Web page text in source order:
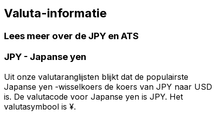
Valuta-informatie
Lees meer over de JPY en ATS
JPY - Japanse yen
Uit onze valutaranglijsten blijkt dat de populairste
Japanse yen -wisselkoers de koers van JPY naar USD
is. De valutacode voor Japanse yen is JPY. Het
valutasymbool is ¥.